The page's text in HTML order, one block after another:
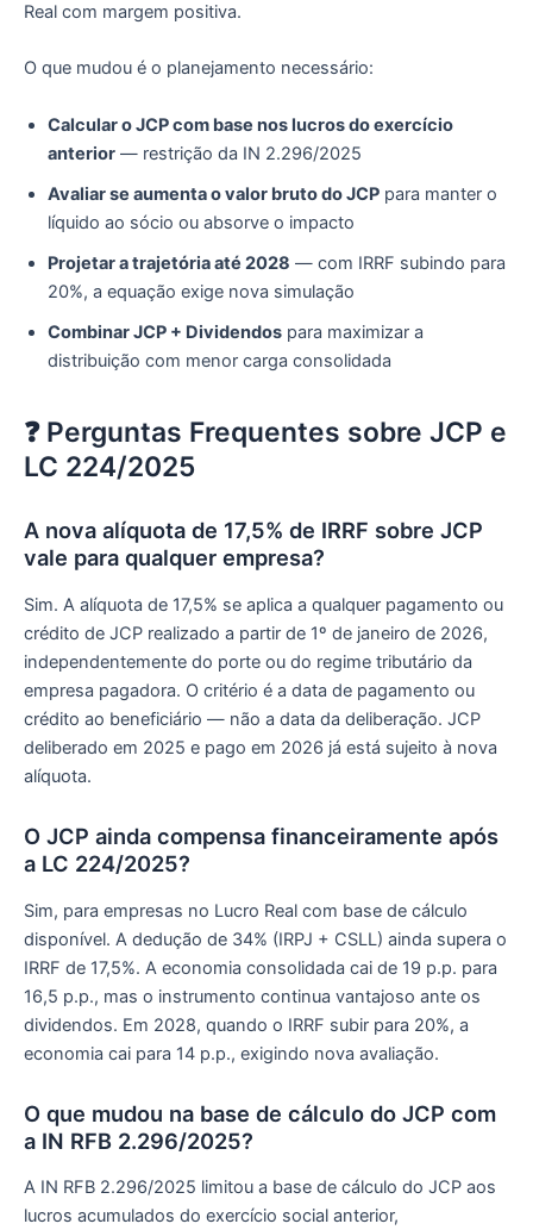
Real com margem positiva.
O que mudou é o planejamento necessário:
Calcular o JCP com base nos lucros do exercício
anterior — restrição da IN 2.296/2025
Avaliar se aumenta o valor bruto do JCP para manter o
líquido ao sócio ou absorve o impacto
Projetar a trajetória até 2028 — com IRRF subindo para
20%, a equação exige nova simulação
Combinar JCP + Dividendos para maximizar a
distribuição com menor carga consolidada
❓ Perguntas Frequentes sobre JCP e
LC 224/2025
A nova alíquota de 17,5% de IRRF sobre JCP
vale para qualquer empresa?
Sim. A alíquota de 17,5% se aplica a qualquer pagamento ou
crédito de JCP realizado a partir de 1º de janeiro de 2026,
independentemente do porte ou do regime tributário da
empresa pagadora. O critério é a data de pagamento ou
crédito ao beneficiário — não a data da deliberação. JCP
deliberado em 2025 e pago em 2026 já está sujeito à nova
alíquota.
O JCP ainda compensa financeiramente após
a LC 224/2025?
Sim, para empresas no Lucro Real com base de cálculo
disponível. A dedução de 34% (IRPJ + CSLL) ainda supera o
IRRF de 17,5%. A economia consolidada cai de 19 p.p. para
16,5 p.p., mas o instrumento continua vantajoso ante os
dividendos. Em 2028, quando o IRRF subir para 20%, a
economia cai para 14 p.p., exigindo nova avaliação.
O que mudou na base de cálculo do JCP com
a IN RFB 2.296/2025?
A IN RFB 2.296/2025 limitou a base de cálculo do JCP aos
lucros acumulados do exercício social anterior,